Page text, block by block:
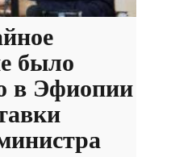
было
в Эфиопии